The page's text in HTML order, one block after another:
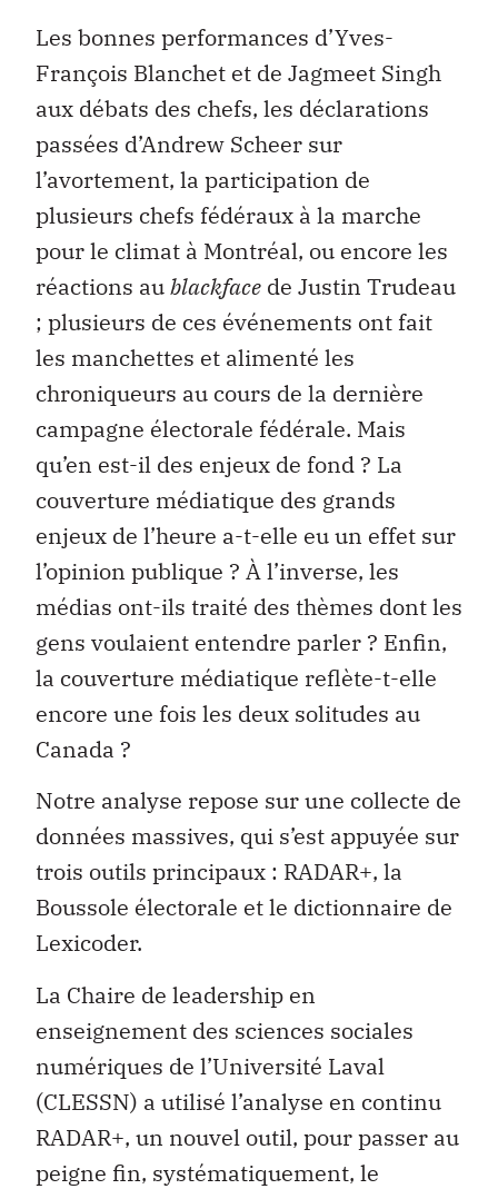
Les bonnes performances d’Yves-
François Blanchet et de Jagmeet Singh
aux débats des chefs, les déclarations
passées d’Andrew Scheer sur
l’avortement, la participation de
plusieurs chefs fédéraux à la marche
pour le climat à Montréal, ou encore les
réactions aublackface de Justin Trudeau
; plusieurs de ces événements ont fait
les manchettes et alimenté les
chroniqueurs au cours de la dernière
campagne électorale fédérale. Mais
qu’en est-il des enjeux de fond ? La
couverture médiatique des grands
enjeux de l’heure a-t-elle eu un effet sur
l’opinion publique ? À l’inverse, les
médias ont-ils traité des thèmes dont les
gens voulaient entendre parler ? Enfin,
la couverture médiatique reflète-t-elle
encore une fois les deux solitudes au
Canada ?
Notre analyse repose sur une collecte de
données massives, qui s’est appuyée sur
trois outils principaux : RADAR+, la
Boussole électorale et le dictionnaire de
Lexicoder.
La Chaire de leadership en
enseignement des sciences sociales
numériques de l’Université Laval
(CLESSN) a utilisé l’analyse en continu
RADAR+, un nouvel outil, pour passer au
peigne fin, systématiquement, le